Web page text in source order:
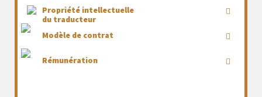
Propriété intellectuelle
du traducteur
Modèle de contrat
Rémunération